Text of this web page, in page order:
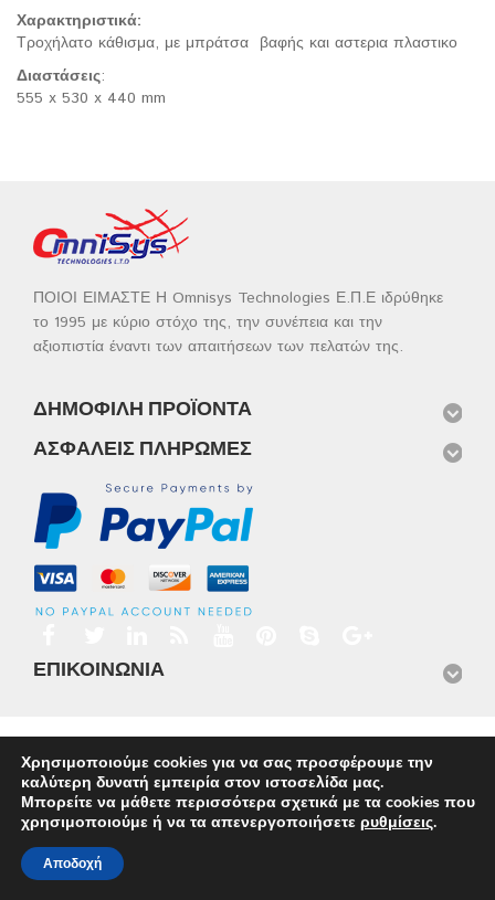
Χαρακτηριστικά:
Τροχήλατο κάθισμα, με μπράτσα βαφής και αστερια πλαστικο
Διαστάσεις:
555 x 530 x 440 mm
ΠΟΙΟΙ ΕΙΜΑΣΤΕ Η Omnisys Technologies Ε.Π.Ε ιδρύθηκε
το 1995 με κύριο στόχο της, την συνέπεια και την
αξιοπιστία έναντι των απαιτήσεων των πελατών της.
ΔΗΜΟΦΙΛΉ ΠΡΟΪΌΝΤΑ
ΑΣΦΑΛΕΊΣ ΠΛΗΡΩΜΈΣ
ΕΠΙΚΟΙΝΩΝΊΑ
Service
Εταιρικό Προφίλ
Επικοινωνία
© 2026Omnisys
Χρησιμοποιούμε cookies για να σας προσφέρουμε την
καλύτερη δυνατή εμπειρία στον ιστοσελίδα μας.
Μπορείτε να μάθετε περισσότερα σχετικά με τα cookies που
χρησιμοποιούμε ή να τα απενεργοποιήσετε ρυθμίσεις.
Αποδοχή